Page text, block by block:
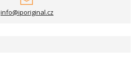
info@iporiginal.cz